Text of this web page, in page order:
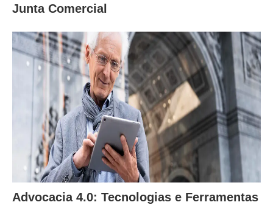
Junta Comercial
Advocacia 4.0: Tecnologias e Ferramentas